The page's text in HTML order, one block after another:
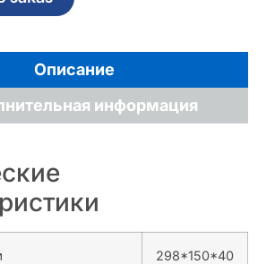
Описание
информация
298*150*40